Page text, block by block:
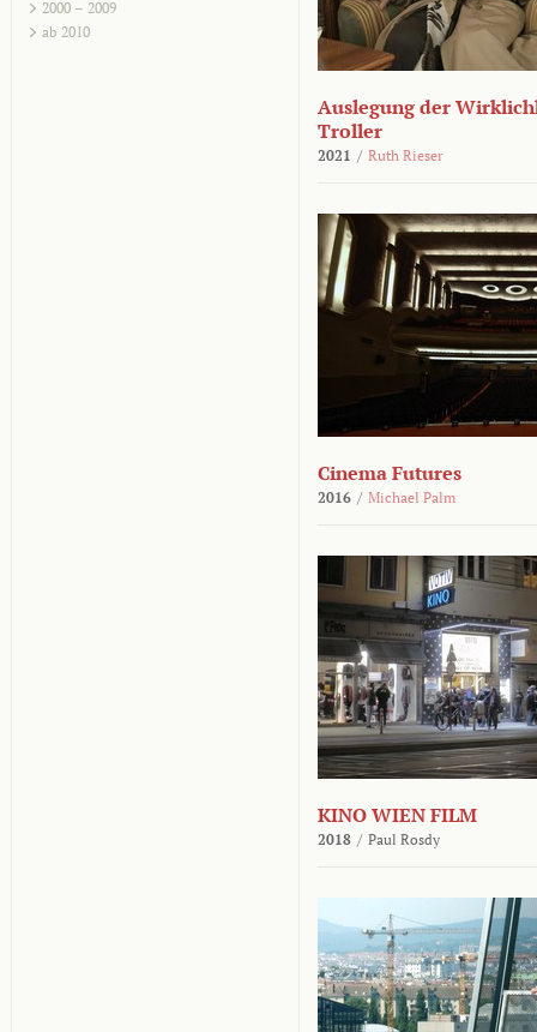
2000 – 2009
ab 2010
Auslegung der
Troller
2021 / Ruth Rieser
Cinema Futures
2016 / Michael Palm
KINO WIEN FILM
2018 / Paul Rosdy